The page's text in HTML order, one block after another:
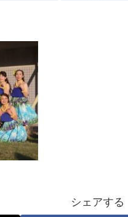
シェアする